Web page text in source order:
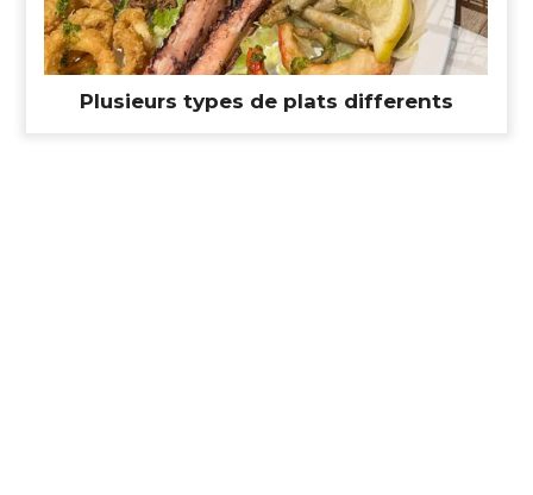
Plusieurs types de plats differents